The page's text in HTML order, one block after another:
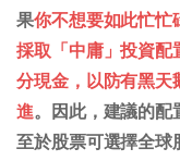
果你不想要如此忙忙
採取「中庸」投資配
分現金，以防有黑天
進。因此，建議的配
至於股票可選擇全球